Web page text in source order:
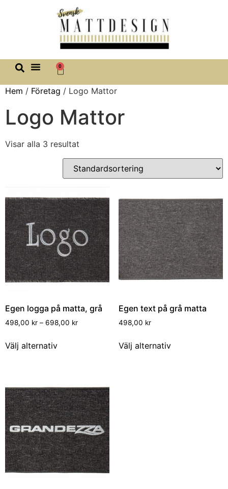
0
Hem / Företag / Logo Mattor
Logo Mattor
Visar alla 3 resultat
Egen logga på matta, grå
498,00 kr – 698,00 kr
Välj alternativ
Egen text på grå matta
498,00 kr
Välj alternativ